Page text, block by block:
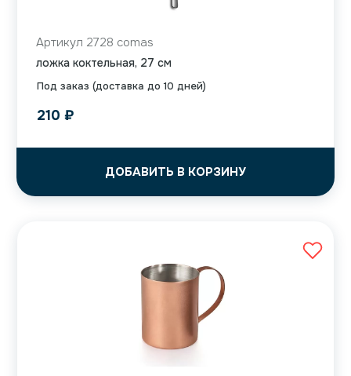
Под заказ (доставка до 10 дней)
Артикул 2728 comas
ложка коктельная, 27 см
210 ₽
ДОБАВИТЬ В КОРЗИНУ